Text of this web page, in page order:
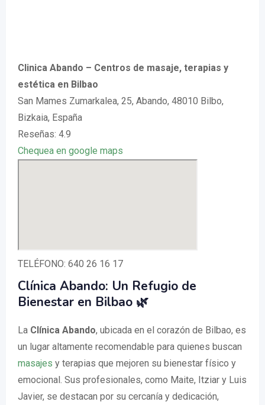
Clinica Abando – Centros de masaje, terapias y
estética en Bilbao
San Mames Zumarkalea, 25, Abando, 48010 Bilbo,
Bizkaia, España
Reseñas: 4.9
Chequea en google maps
TELÉFONO: 640 26 16 17
Clínica Abando: Un Refugio de
Bienestar en Bilbao 🌿
La Clínica Abando, ubicada en el corazón de Bilbao, es
un lugar altamente recomendable para quienes buscan
masajes y terapias que mejoren su bienestar físico y
emocional. Sus profesionales, como Maite, Itziar y Luis
Javier, se destacan por su cercanía y dedicación,